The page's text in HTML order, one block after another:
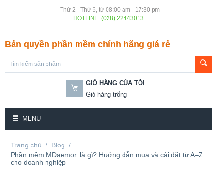
Thứ 2 - Thứ 6, từ 08:00 am - 17:30 pm
HOTLINE: (028) 22443013
Bản quyền phần mềm chính hãng giá rẻ
GIỎ HÀNG CỦA TÔI
Giỏ hàng trống
MENU
Trang chủ / Blog /
Phần mềm MDaemon là gì? Hướng dẫn mua và cài đặt từ A–Z
cho doanh nghiệp